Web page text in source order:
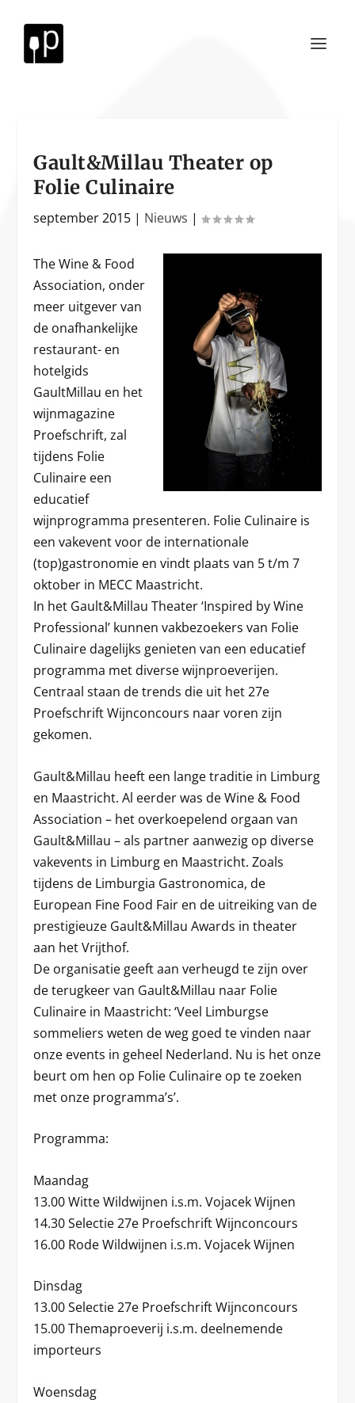
Gault&Millau Theater op
Folie Culinaire
september 2015 | Nieuws |
The Wine & Food
Association, onder
meer uitgever van
de onafhankelijke
restaurant- en
hotelgids
GaultMillau en het
wijnmagazine
Proefschrift, zal
tijdens Folie
Culinaire een
educatief
wijnprogramma presenteren. Folie Culinaire is
een vakevent voor de internationale
(top)gastronomie en vindt plaats van 5 t/m 7
oktober in MECC Maastricht.
In het Gault&Millau Theater ‘Inspired by Wine
Professional’ kunnen vakbezoekers van Folie
Culinaire dagelijks genieten van een educatief
programma met diverse wijnproeverijen.
Centraal staan de trends die uit het 27e
Proefschrift Wijnconcours naar voren zijn
gekomen.
Gault&Millau heeft een lange traditie in Limburg
en Maastricht. Al eerder was de Wine & Food
Association – het overkoepelend orgaan van
Gault&Millau – als partner aanwezig op diverse
vakevents in Limburg en Maastricht. Zoals
tijdens de Limburgia Gastronomica, de
European Fine Food Fair en de uitreiking van de
prestigieuze Gault&Millau Awards in theater
aan het Vrijthof.
De organisatie geeft aan verheugd te zijn over
de terugkeer van Gault&Millau naar Folie
Culinaire in Maastricht: ‘Veel Limburgse
sommeliers weten de weg goed te vinden naar
onze events in geheel Nederland. Nu is het onze
beurt om hen op Folie Culinaire op te zoeken
met onze programma’s’.
Programma:
Maandag
13.00 Witte Wildwijnen i.s.m. Vojacek Wijnen
14.30 Selectie 27e Proefschrift Wijnconcours
16.00 Rode Wildwijnen i.s.m. Vojacek Wijnen
Dinsdag
13.00 Selectie 27e Proefschrift Wijnconcours
15.00 Themaproeverij i.s.m. deelnemende
importeurs
Woensdag